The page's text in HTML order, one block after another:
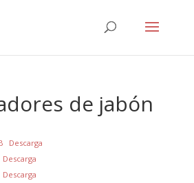
de jabón
Descarga
Descarga
Descarga